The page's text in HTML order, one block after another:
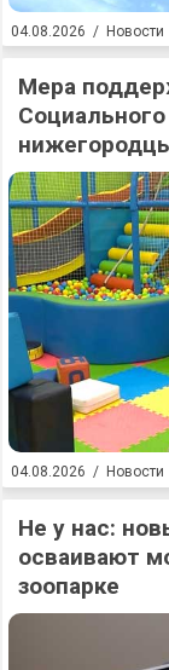
04.08.2026 / Новости
Мера
04.08.2026 / Новости
Не у нас:
осваивают
зоопарке